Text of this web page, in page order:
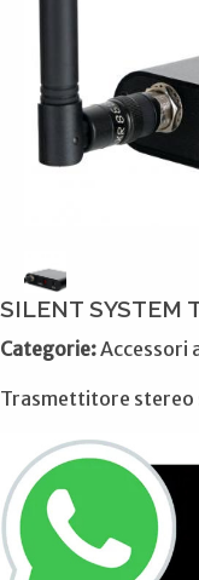
SILENT SYSTEM
Categorie:Accessori
Trasmettitore stereo